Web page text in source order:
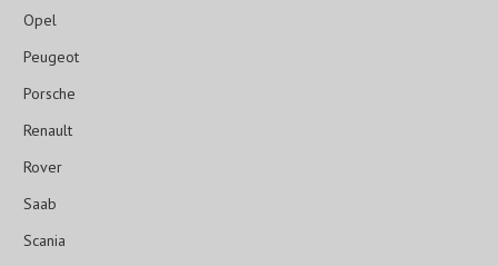
Opel
Peugeot
Porsche
Renault
Rover
Saab
Scania